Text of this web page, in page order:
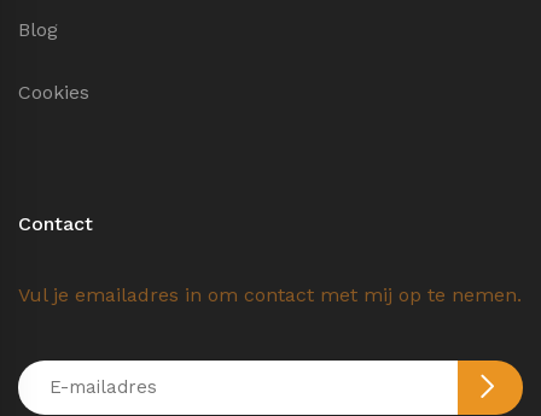
Blog
Cookies
Contact
Vul je emailadres in om contact met mij op te nemen.